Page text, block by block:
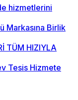
hizmetlerini
Markasına Birlik
TÜM HIZIYLA
Tesis Hizmete